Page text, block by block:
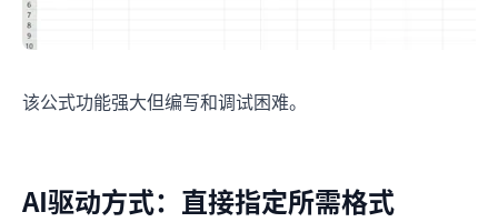
该公式功能强大但编写和调试困难。
AI驱动方式：直接指定所需格式